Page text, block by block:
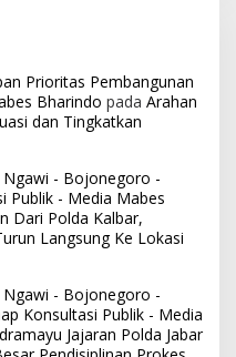
Prioritas Pembangunan
Bharindo pada Arahan
dan Tingkatkan
Ngawi - Bojonegoro -
Publik - Media Mabes
Dari Polda Kalbar,
Langsung Ke Lokasi
Ngawi - Bojonegoro -
Konsultasi Publik - Media
Jajaran Polda Jabar